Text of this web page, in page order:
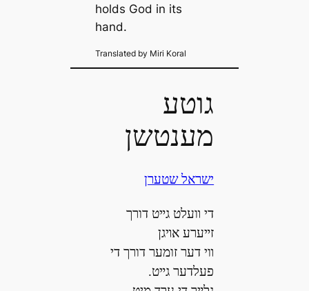
holds God in its
hand.
Translated by Miri Koral
גוטע
מענטשן
ישראל שטערן
די װעלט גײט דורך
זײערע אױגן
װי דער זומער דורך די
פעלדער גײט.